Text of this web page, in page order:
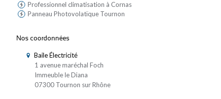
Professionnel climatisation à Cornas
Panneau Photovolatïque Tournon
Nos coordonnées
Baile Électricité
1 avenue maréchal Foch
Immeuble le Diana
07300 Tournon sur Rhône